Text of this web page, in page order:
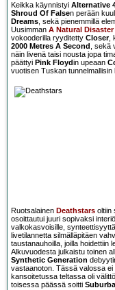
Keikka käynnistyi Alternative
Shroud Of Falsen perään
Dreams, sekä pienemmillä
Uusimman A Natural Disaster
vokooderilla ryyditetty Closer,
2000 Metres A Second , sekä
näin livenä taisi nousta jopa
päättyi Pink Floydin upeaan
vuotisen Tuskan
Ruotsalainen Deathstars oltiin
osoittautui juuri sopivaksi
valkokasvoisille,
livetilannetta silmälläpitäen
taustanauhoilla, joilla hoidettiin
Alkuvuodesta julkaistu toinen
Synthetic Generation
vastaanoton. Tässä valossa ei
kansoitetussa teltassa oli
toisessa päässä soitti